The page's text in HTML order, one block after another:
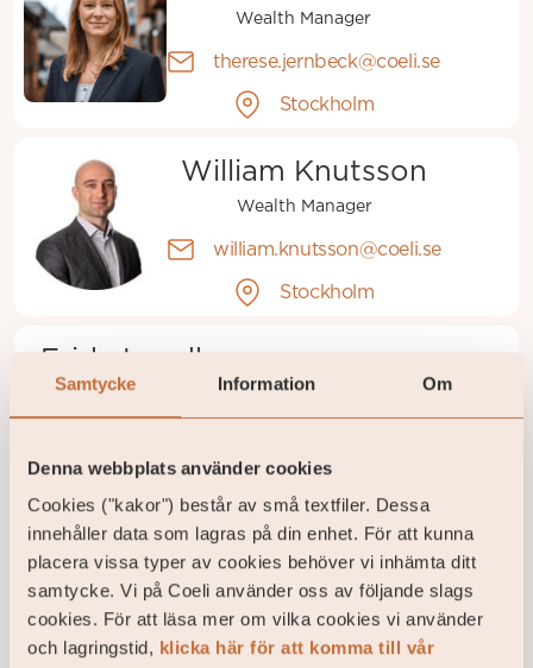
Samtycke Information Om
Denna webbplats använder cookies
Cookies ("kakor") består av små textfiler. Dessa
innehåller data som lagras på din enhet. För att kunna
placera vissa typer av cookies behöver vi inhämta ditt
samtycke. Vi på Coeli använder oss av följande slags
cookies. För att läsa mer om vilka cookies vi använder
och lagringstid, klicka här för att komma till vår
Wealth Manager
therese.jernbeck@coeli.se
Stockholm
William Knutsson
Wealth Manager
william.knutsson@coeli.se
Stockholm
Frida Lundborg
Wealth Manager Support
Stockholm